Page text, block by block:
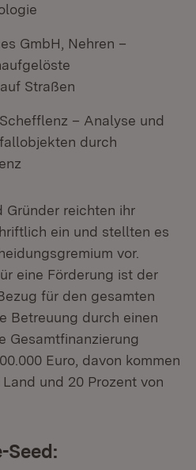
GmbH, Nehren –
Straßen
– Analyse und
durch
Gründer reichten ihr
ein und stellten es
vor.
eine Förderung ist der
für den gesamten
Betreuung durch einen
Gesamtfinanzierung
Euro, davon kommen
und 20 Prozent von
Seed: